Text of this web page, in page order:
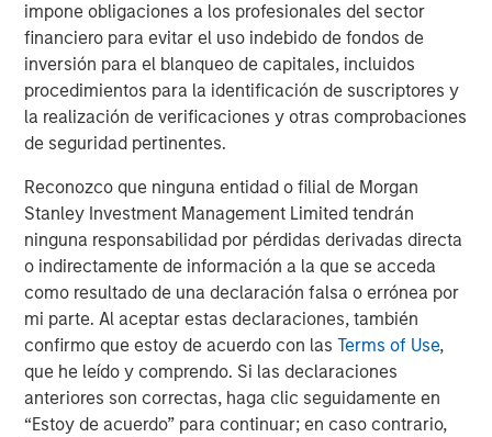
impone obligaciones a los profesionales del sector
financiero para evitar el uso indebido de fondos de
inversión para el blanqueo de capitales, incluidos
procedimientos para la identificación de suscriptores y
la realización de verificaciones y otras comprobaciones
de seguridad pertinentes.
Reconozco que ninguna entidad o filial de Morgan
Stanley Investment Management Limited tendrán
ninguna responsabilidad por pérdidas derivadas directa
o indirectamente de información a la que se acceda
como resultado de una declaración falsa o errónea por
mi parte. Al aceptar estas declaraciones, también
confirmo que estoy de acuerdo con lasTerms of Use,
que he leído y comprendo. Si las declaraciones
anteriores son correctas, haga clic seguidamente en
“Estoy de acuerdo” para continuar; en caso contrario,
recycling, and reuse technologies for deployment in the
oil field with a successful track record of commercial
operations dating back to the mid-1990s. The company’s
suite of proprietary water treatment solutions include the
fixed and semi-fixed ROVERTM systems, the mobile
SCOUTTM systems, and mobile MAVREXTM chlorine
accommodating a broad range of customers’ water
recycling and reuse demands. Fountain Quail Water
Treatment’s units are currently deployed by the leading
energy companies operating in the Permian Basin and in
other key producing basins across the United States,
enabling customers to realize operational efficiencies
and reduce waste by sourcing an increasing proportion of
their water requirements through produced water
recycling.